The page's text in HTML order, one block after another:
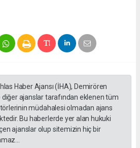
Haber Ajansı (İHA), Demirören
diğer ajanslar tarafından eklenen tüm
müdahalesi olmadan ajans
Bu haberlerde yer alan hukuki
ajanslar olup sitemizin hiç bir